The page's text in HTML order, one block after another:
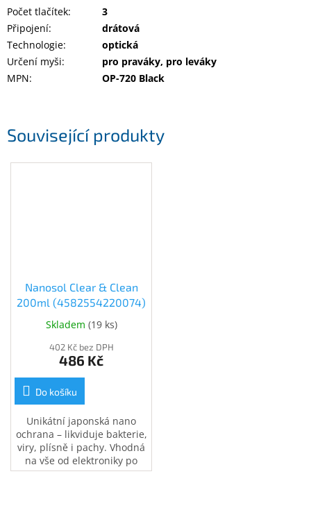
Související produkty
Nanosol Clear & Clean
200ml (4582554220074)
Skladem (19 ks)
402 Kč bez DPH
486 Kč
Do košíku
Unikátní japonská nano
ochrana – likviduje bakterie,
viry, plísně i pachy. Vhodná
na vše od elektroniky po
koupelny, kuchyně či
Počet tlačítek:
3
Připojení:
drátová
Technologie:
optická
Určení myši:
pro praváky, pro leváky
MPN: OP-720 Black